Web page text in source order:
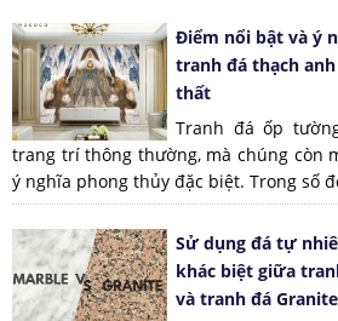
Điểm nổi bật và ý
tranh đá thạch
thất
Tranh đá ốp
trang trí thông thường, mà chúng còn
ý nghĩa phong thủy đặc biệt. Trong số
Sử dụng đá tự
khác biệt giữa
và tranh đá